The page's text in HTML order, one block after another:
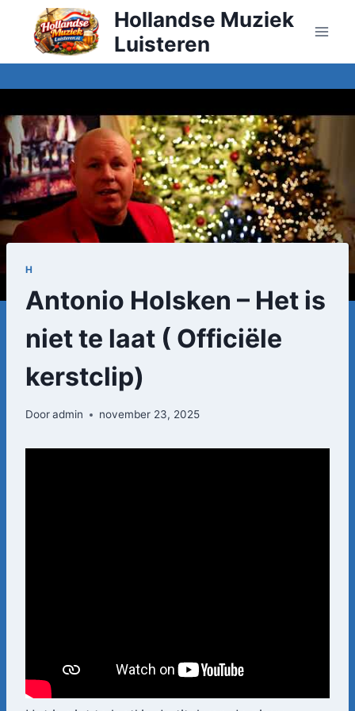
Doorgaan
inhoud
Hollandse Muziek
Luisteren
H
Antonio Holsken – Het is
niet te laat ( Officiële
kerstclip)
Dooradmin november 23, 2025